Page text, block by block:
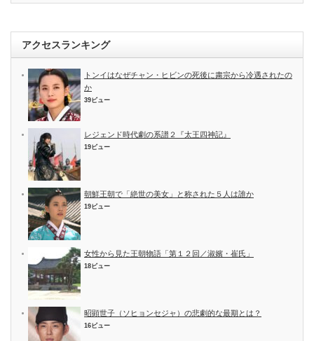
アクセスランキング
トンイはなぜチャン・ヒビンの死後に粛宗から冷遇されたの
か
39ビュー
レジェンド時代劇の系譜２『太王四神記』
19ビュー
朝鮮王朝で「絶世の美女」と称された５人は誰か
19ビュー
女性から見た王朝物語「第１２回／淑嬪・崔氏」
18ビュー
昭顕世子（ソヒョンセジャ）の悲劇的な最期とは？
16ビュー